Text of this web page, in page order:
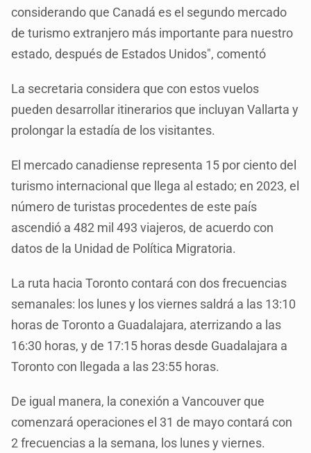
considerando que Canadá es el segundo mercado
de turismo extranjero más importante para nuestro
estado, después de Estados Unidos", comentó
La secretaria considera que con estos vuelos
pueden desarrollar itinerarios que incluyan Vallarta y
prolongar la estadía de los visitantes.
El mercado canadiense representa 15 por ciento del
turismo internacional que llega al estado; en 2023, el
número de turistas procedentes de este país
ascendió a 482 mil 493 viajeros, de acuerdo con
datos de la Unidad de Política Migratoria.
La ruta hacia Toronto contará con dos frecuencias
semanales: los lunes y los viernes saldrá a las 13:10
horas de Toronto a Guadalajara, aterrizando a las
16:30 horas, y de 17:15 horas desde Guadalajara a
Toronto con llegada a las 23:55 horas.
De igual manera, la conexión a Vancouver que
comenzará operaciones el 31 de mayo contará con
2 frecuencias a la semana, los lunes y viernes.